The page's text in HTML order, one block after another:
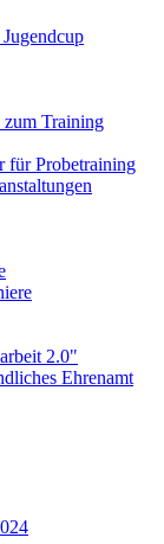
zum Training
für Probetraining
2.0"
Ehrenamt